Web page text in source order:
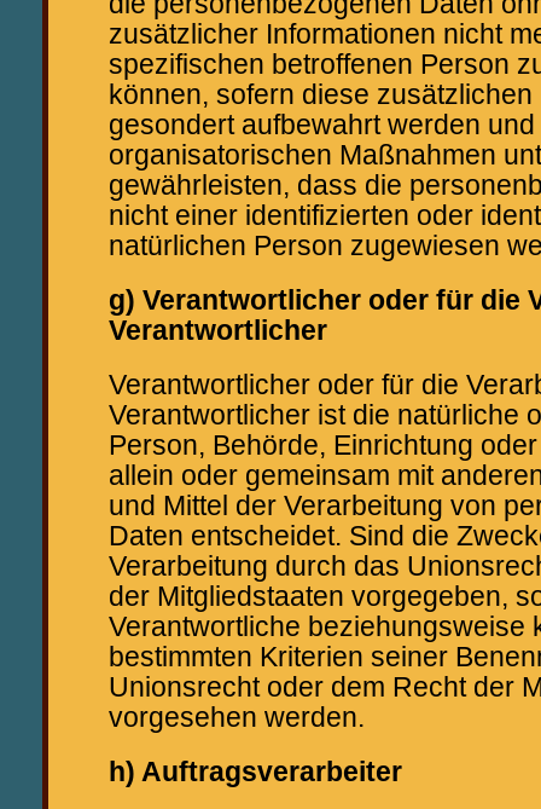
zusätzlicher Informationen nicht
spezifischen betroffenen Person
können, sofern diese
gesondert aufbewahrt werden
organisatorischen Maßnahmen
gewährleisten, dass die
nicht einer identifizierten oder
natürlichen Person zugewiesen
g) Verantwortlicher oder für die
Verantwortlicher
Verantwortlicher oder für die
Verantwortlicher ist die natürliche
Person, Behörde, Einrichtung
allein oder gemeinsam mit
und Mittel der Verarbeitung von
Daten entscheidet. Sind die
Verarbeitung durch das
der Mitgliedstaaten vorgegeben,
Verantwortliche beziehungsweise
bestimmten Kriterien seiner
Unionsrecht oder dem Recht der
vorgesehen werden.
h) Auftragsverarbeiter